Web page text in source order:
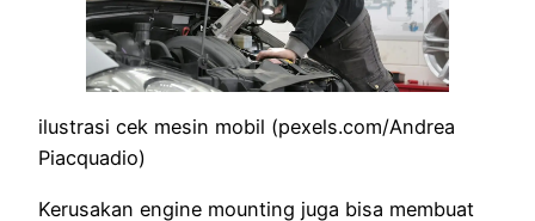
ilustrasi cek mesin mobil (pexels.com/Andrea
Piacquadio)
Kerusakan engine mounting juga bisa membuat